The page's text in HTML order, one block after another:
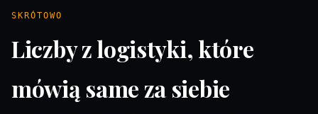
SKRÓTOWO
Liczby z logistyki, które
mówią same za siebie